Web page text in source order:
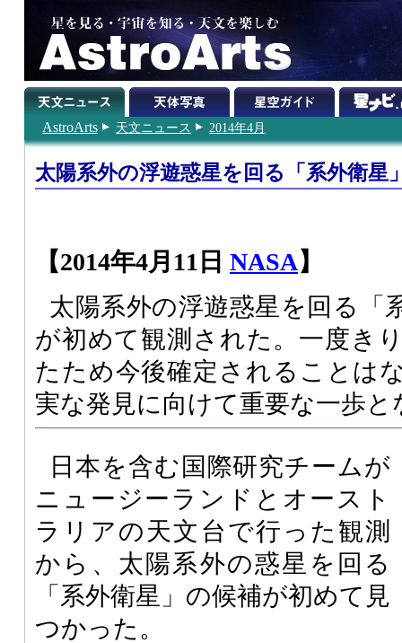
AstroArts 天文ニュース 2014年4月
太陽系外の浮遊惑星を回る「系外衛星
【2014年4月11日 NASA】
太陽系外の浮遊惑星を回る「
が初めて観測された。一度き
たため今後確定されることは
実な発見に向けて重要な一歩と
日本を含む国際研究チームが
ニュージーランドとオースト
ラリアの天文台で行った観測
から、太陽系外の惑星を回る
「系外衛星」の候補が初めて見
つかった。